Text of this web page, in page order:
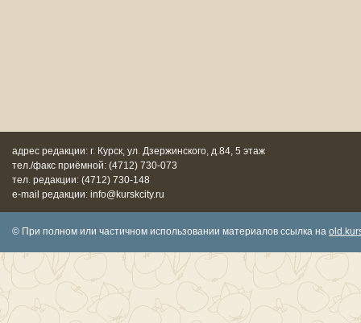
адрес редакции: г. Курск, ул. Дзержинского, д.84, 5 этаж
тел./факс приёмной: (4712) 730-073
тел. редакции: (4712) 730-148
e-mail редакции: info@kurskcity.ru
© При полном или частичном использовании материалов ссылка на